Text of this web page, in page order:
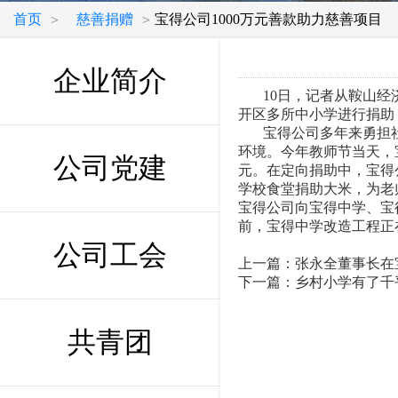
首页 > 慈善捐赠 > 宝得公司1000万元善款助力慈善项目
企业简介
公司党建
公司工会
共青团
10日，记者从鞍山经
开区多所中小学进行捐
宝得公司多年来勇担社
环境。今年教师节当天
元。在定向捐助中，宝
学校食堂捐助大米，为
宝得公司向宝得中学、
前，宝得中学改造工程
上一篇： 张永全董事长
下一篇： 乡村小学有了